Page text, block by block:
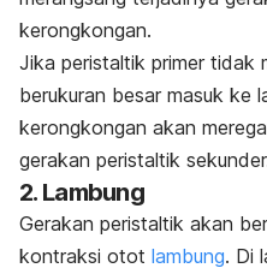
kerongkongan.
Jika peristaltik primer tidak
berukuran besar masuk ke
kerongkongan akan
gerakan peristaltik
2. Lambung
Gerakan peristaltik akan
kontraksi otot lambung. Di